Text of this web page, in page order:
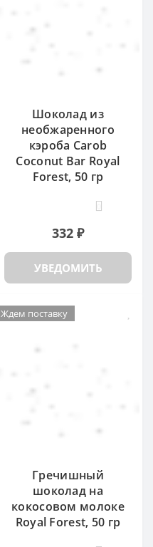
Шоколад из
необжаренного
кэроба Carob
Coconut Bar Royal
Forest, 50 гр
332 ₽
УВЕДОМИТЬ
Ждем поставку
Гречишный
шоколад на
кокосовом молоке
Royal Forest, 50 гр